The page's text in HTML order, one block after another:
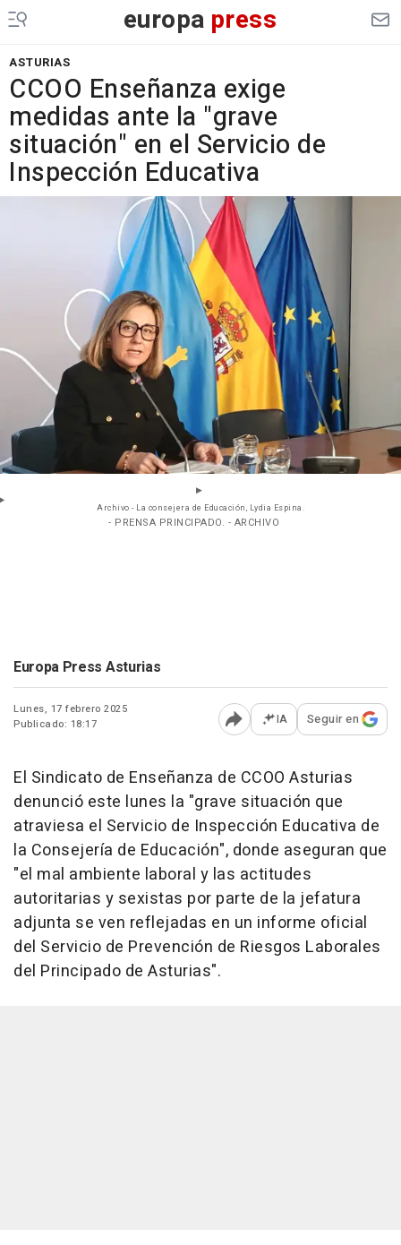
europa press
ASTURIAS
CCOO Enseñanza exige
medidas ante la "grave
situación" en el Servicio de
Inspección Educativa
Archivo - La consejera de Educación, Lydia Espina.
- PRENSA PRINCIPADO. - ARCHIVO
Europa Press Asturias
Lunes, 17 febrero 2025
Publicado: 18:17
Abrir opciones para
IA Seguir en
El Sindicato de Enseñanza de CCOO Asturias
denunció este lunes la "grave situación que
atraviesa el Servicio de Inspección Educativa de
la Consejería de Educación", donde aseguran que
"el mal ambiente laboral y las actitudes
autoritarias y sexistas por parte de la jefatura
adjunta se ven reflejadas en un informe oficial
del Servicio de Prevención de Riesgos Laborales
del Principado de Asturias".